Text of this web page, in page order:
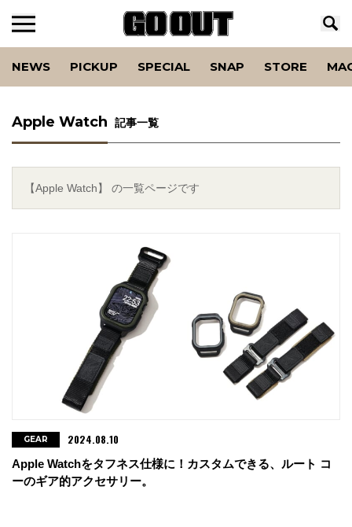
NEWS PICKUP SPECIAL SNAP STORE
Apple Watch 記事一覧
【Apple Watch】 の一覧ページです
Apple Watchをタフネス仕様に！カスタムできる、ルート コ
ーのギア的アクセサリー。
GEAR 2024.08.10